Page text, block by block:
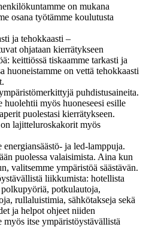
on mukana
osana työtämme koulutusta
ja tehokkaasti –
ohjataan kierrätykseen
keittiössä tiskaamme tarkasti ja
huoneistamme on vettä tehokkaasti
puhdistusaineita.
myös huoneseesi esille
puolestasi kierrätykseen.
lajitteluroskakorit myös
energiansäästö- ja led-lamppuja.
puolessa valaisimista. Aina kun
valitsemme ympäristöä säästävän.
liikkumista: hotellista
potkulautoja,
rullaluistimia, sähkötakseja sekä
ja helpot ohjeet niiden
myös itse ympäristöystävällistä